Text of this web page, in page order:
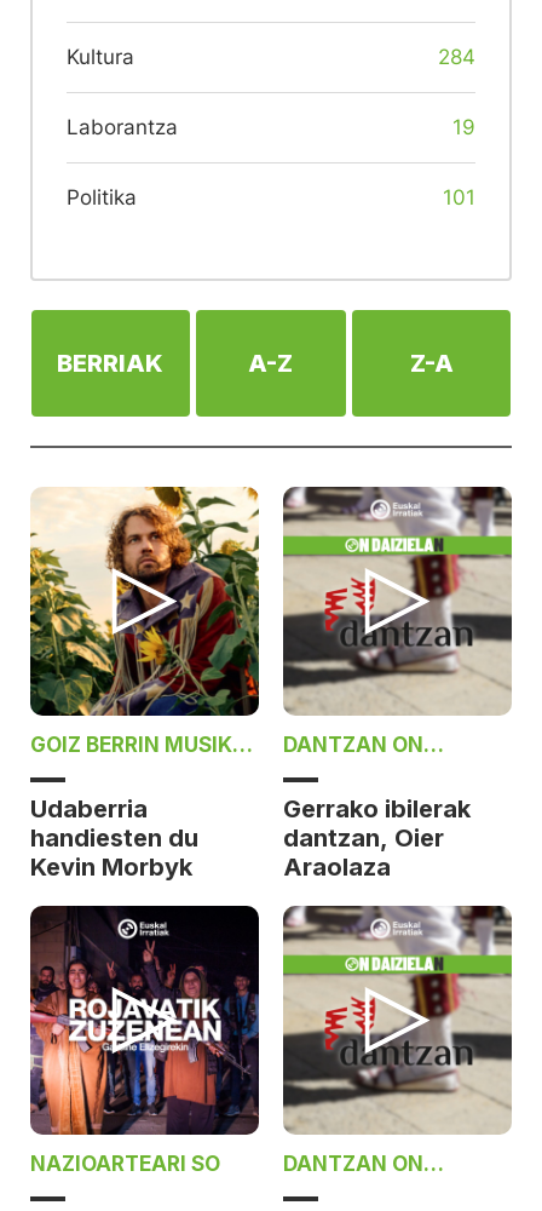
Kultura 284
Laborantza 19
Politika 101
BERRIAK A-Z Z-A
GOIZ BERRIN MUSIKA,
JOANES GARCIA
BASURKOREKIN
Udaberria
handiesten du
Kevin Morbyk
DANTZAN ON
DAIZIELAN
Gerrako ibilerak
dantzan, Oier
Araolaza
NAZIOARTEARI SO
DANTZAN ON
DAIZIELAN